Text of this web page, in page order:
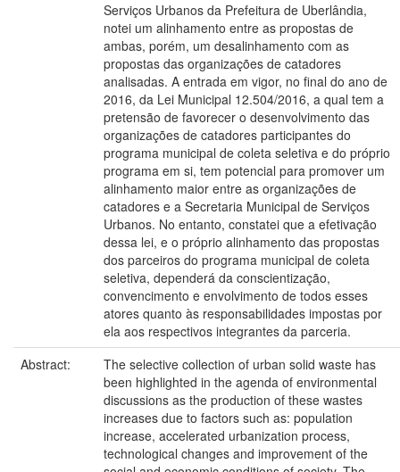
Serviços Urbanos da Prefeitura de Uberlândia,
notei um alinhamento entre as propostas de
ambas, porém, um desalinhamento com as
propostas das organizações de catadores
analisadas. A entrada em vigor, no final do ano de
2016, da Lei Municipal 12.504/2016, a qual tem a
pretensão de favorecer o desenvolvimento das
organizações de catadores participantes do
programa municipal de coleta seletiva e do próprio
programa em si, tem potencial para promover um
alinhamento maior entre as organizações de
catadores e a Secretaria Municipal de Serviços
Urbanos. No entanto, constatei que a efetivação
dessa lei, e o próprio alinhamento das propostas
dos parceiros do programa municipal de coleta
seletiva, dependerá da conscientização,
convencimento e envolvimento de todos esses
atores quanto às responsabilidades impostas por
ela aos respectivos integrantes da parceria.
Abstract:
The selective collection of urban solid waste has
been highlighted in the agenda of environmental
discussions as the production of these wastes
increases due to factors such as: population
increase, accelerated urbanization process,
technological changes and improvement of the